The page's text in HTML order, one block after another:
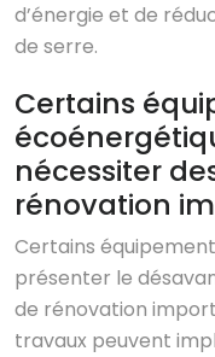
d’énergie et de
de serre.
Certains
nécessiter
rénovation
Certains
présenter le
de rénovation
travaux peuvent